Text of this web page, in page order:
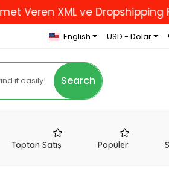
XML ve Dropshipping
English USD - Dolar
Search
Toptan Satış Popüler